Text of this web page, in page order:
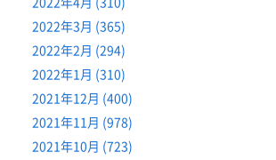
2022年3月 (365)
2022年2月 (294)
2022年1月 (310)
2021年12月 (400)
2021年11月 (978)
2021年10月 (723)